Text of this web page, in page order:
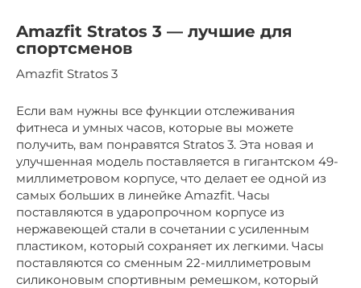
Amazfit Stratos 3 — лучшие для
спортсменов
Amazfit Stratos 3
Если вам нужны все функции отслеживания
фитнеса и умных часов, которые вы можете
получить, вам понравятся Stratos 3. Эта новая и
улучшенная модель поставляется в гигантском 49-
миллиметровом корпусе, что делает ее одной из
самых больших в линейке Amazfit. Часы
поставляются в ударопрочном корпусе из
нержавеющей стали в сочетании с усиленным
пластиком, который сохраняет их легкими. Часы
поставляются со сменным 22-миллиметровым
силиконовым спортивным ремешком, который